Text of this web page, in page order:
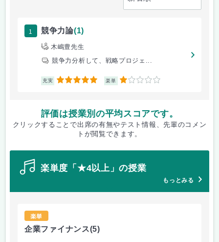
1 競争力論(1)
木嶋豊先生
競争力分析して、戦略プロジェ...
充実 5 楽単 1
評価は授業別の平均スコアです。
クリックすることで出席の有無やテスト情報、先輩のコメン
トが閲覧できます。
楽単度「★4以上」の授業
もっとみる
楽単
企業ファイナンス(5)